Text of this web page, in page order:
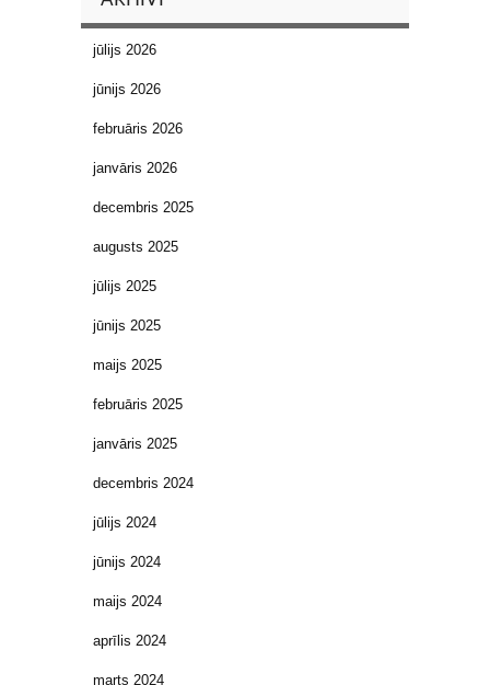
jūlijs 2026
jūnijs 2026
februāris 2026
janvāris 2026
decembris 2025
augusts 2025
jūlijs 2025
jūnijs 2025
maijs 2025
februāris 2025
janvāris 2025
decembris 2024
jūlijs 2024
jūnijs 2024
maijs 2024
aprīlis 2024
marts 2024